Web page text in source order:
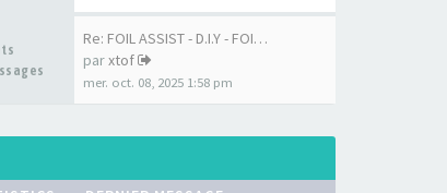
Re: FOIL ASSIST - D.I.Y - FOI…
parxtof
mer. oct. 08, 2025 1:58 pm